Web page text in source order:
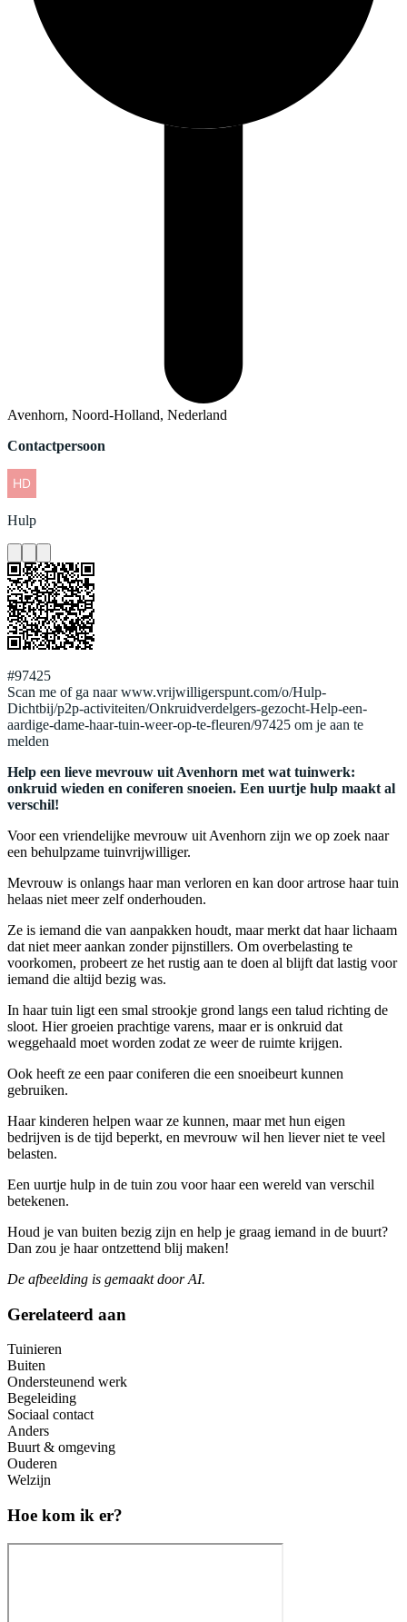
Avenhorn, Noord-Holland, Nederland
Contactpersoon
Hulp
#97425
Scan me of ga naar www.vrijwilligerspunt.com/o/Hulp-
Dichtbij/p2p-activiteiten/Onkruidverdelgers-gezocht-Help-een-
aardige-dame-haar-tuin-weer-op-te-fleuren/97425 om je aan te
melden
Help een lieve mevrouw uit Avenhorn met wat tuinwerk:
onkruid wieden en coniferen snoeien. Een uurtje hulp maakt al
verschil!
Voor een vriendelijke mevrouw uit Avenhorn zijn we op zoek naar
een behulpzame tuinvrijwilliger.
Mevrouw is onlangs haar man verloren en kan door artrose haar tuin
helaas niet meer zelf onderhouden.
Ze is iemand die van aanpakken houdt, maar merkt dat haar lichaam
dat niet meer aankan zonder pijnstillers. Om overbelasting te
voorkomen, probeert ze het rustig aan te doen al blijft dat lastig voor
iemand die altijd bezig was.
In haar tuin ligt een smal strookje grond langs een talud richting de
sloot. Hier groeien prachtige varens, maar er is onkruid dat
weggehaald moet worden zodat ze weer de ruimte krijgen.
Ook heeft ze een paar coniferen die een snoeibeurt kunnen
gebruiken.
Haar kinderen helpen waar ze kunnen, maar met hun eigen
bedrijven is de tijd beperkt, en mevrouw wil hen liever niet te veel
belasten.
Een uurtje hulp in de tuin zou voor haar een wereld van verschil
betekenen.
Houd je van buiten bezig zijn en help je graag iemand in de buurt?
Dan zou je haar ontzettend blij maken!
De afbeelding is gemaakt door AI.
Gerelateerd aan
Tuinieren
Buiten
Ondersteunend werk
Begeleiding
Sociaal contact
Anders
Buurt & omgeving
Ouderen
Welzijn
Hoe kom ik er?